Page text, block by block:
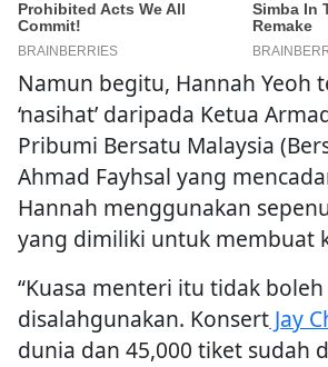
Namun begitu, Hannah Yeoh
‘nasihat’ daripada Ketua
Pribumi Bersatu Malaysia
Ahmad Fayhsal yang
Hannah menggunakan
yang dimiliki untuk membuat
“Kuasa menteri itu tidak boleh
disalahgunakan. Konsert Jay
dunia dan 45,000 tiket sudah